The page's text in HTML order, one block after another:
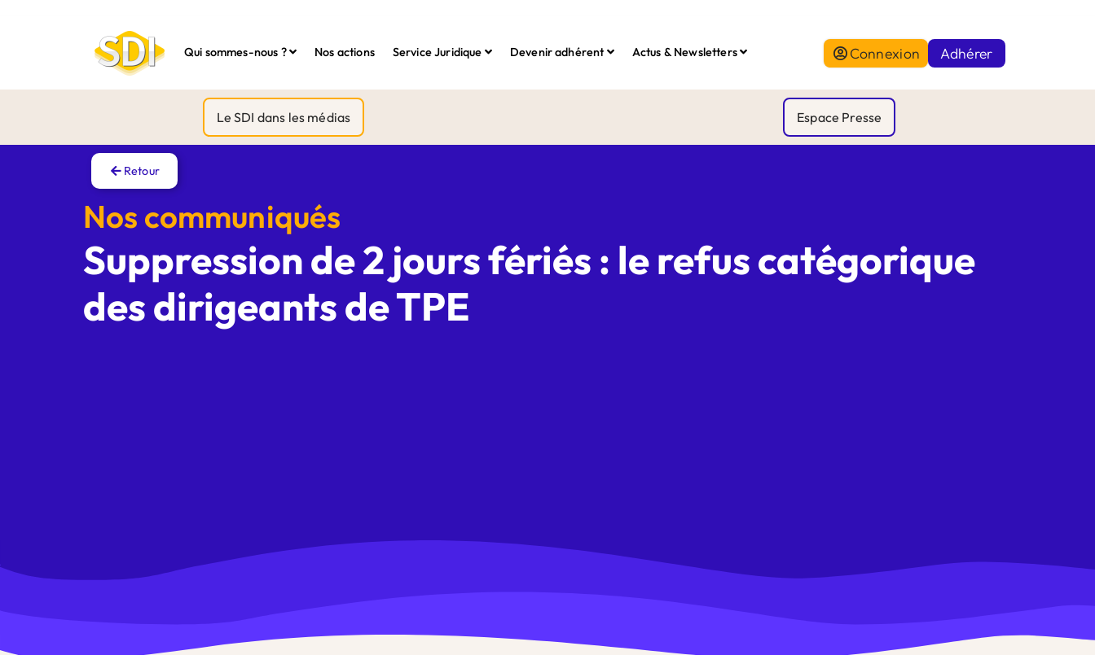
Qui sommes-nous ? Nos actions Service Juridique Devenir adhérent Actus & Newsletters Connexion Adhérer
Le SDI dans les médias Espace Presse
Retour
Nos communiqués
Suppression de 2 jours fériés : le refus catégorique
des dirigeants de TPE